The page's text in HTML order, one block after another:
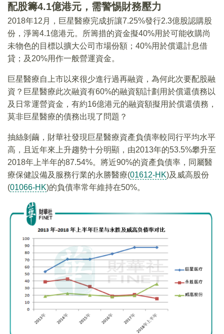
配股籌4.1億港元，需警惕財務壓力
2018年12月，巨星醫療完成折讓7.25%發行2.3億股認購股
份，淨籌4.1億港元。所籌措的資金擬40%用於可能收購尚
未物色的目標以擴大公司市場份額；40%用於償還計息借
貸；及20%用作一般營運資金。
巨星醫療自上市以來很少進行過再融資，為何此次要配股融
資？巨星醫療此次融資有60%的融資額計劃用於償還債務以
及日常運營資金，有約16億港元的融資額擬用於償還債務，
莫非巨星醫療的債務出現了問題？
抽絲剝繭，財華社發現巨星醫療資產負債率較同行平均水平
高，且近年來上升趨勢十分明顯，由2013年的53.5%攀升至
2018年上半年的87.54%。將近90%的資產負債率，同屬醫
療保健設備及服務行業的永勝醫療(01612-HK)及威高股份
(01066-HK)的負債率常年維持在50%。